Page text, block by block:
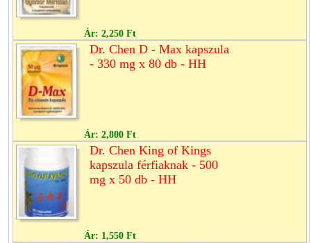
Ár: 2,250 Ft
Dr. Chen D - Max kapszula
- 330 mg x 80 db - HH
Ár: 2,800 Ft
Dr. Chen King of Kings
kapszula férfiaknak - 500
mg x 50 db - HH
Ár: 1,550 Ft